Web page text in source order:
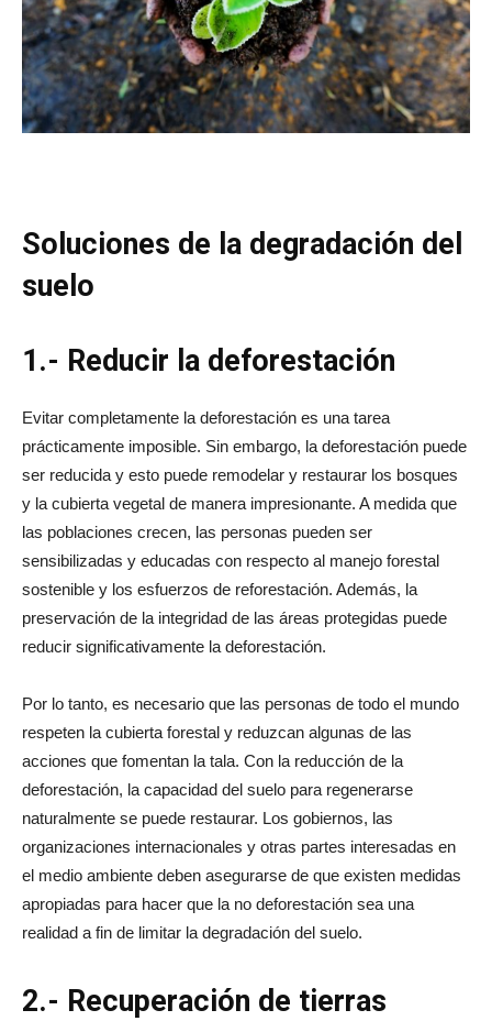
Soluciones de la degradación del
suelo
1.- Reducir la deforestación
Evitar completamente la deforestación es una tarea
prácticamente imposible. Sin embargo, la deforestación puede
ser reducida y esto puede remodelar y restaurar los bosques
y la cubierta vegetal de manera impresionante. A medida que
las poblaciones crecen, las personas pueden ser
sensibilizadas y educadas con respecto al manejo forestal
sostenible y los esfuerzos de reforestación. Además, la
preservación de la integridad de las áreas protegidas puede
reducir significativamente la deforestación.
Por lo tanto, es necesario que las personas de todo el mundo
respeten la cubierta forestal y reduzcan algunas de las
acciones que fomentan la tala. Con la reducción de la
deforestación, la capacidad del suelo para regenerarse
naturalmente se puede restaurar. Los gobiernos, las
organizaciones internacionales y otras partes interesadas en
el medio ambiente deben asegurarse de que existen medidas
apropiadas para hacer que la no deforestación sea una
realidad a fin de limitar la degradación del suelo.
2.- Recuperación de tierras